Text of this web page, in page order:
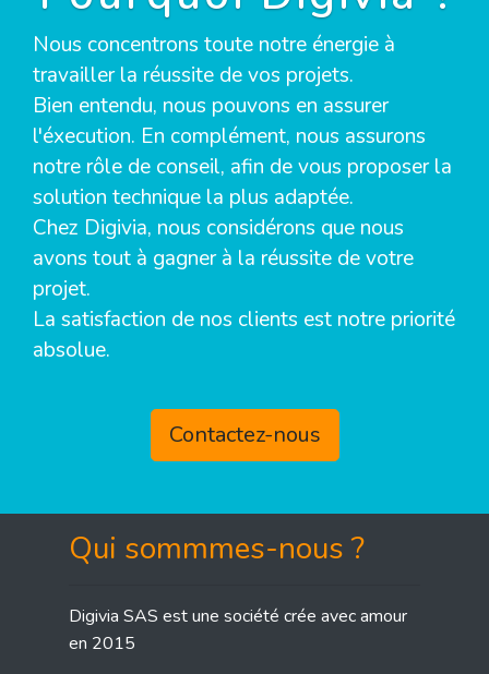
Nous concentrons toute notre énergie à
travailler la réussite de vos projets.
Bien entendu, nous pouvons en assurer
l'éxecution. En complément, nous assurons
notre rôle de conseil, afin de vous proposer la
solution technique la plus adaptée.
Chez Digivia, nous considérons que nous
avons tout à gagner à la réussite de votre
projet.
La satisfaction de nos clients est notre priorité
absolue.
Contactez-nous
Qui sommmes-nous ?
Digivia SAS est une société crée avec amour
en 2015